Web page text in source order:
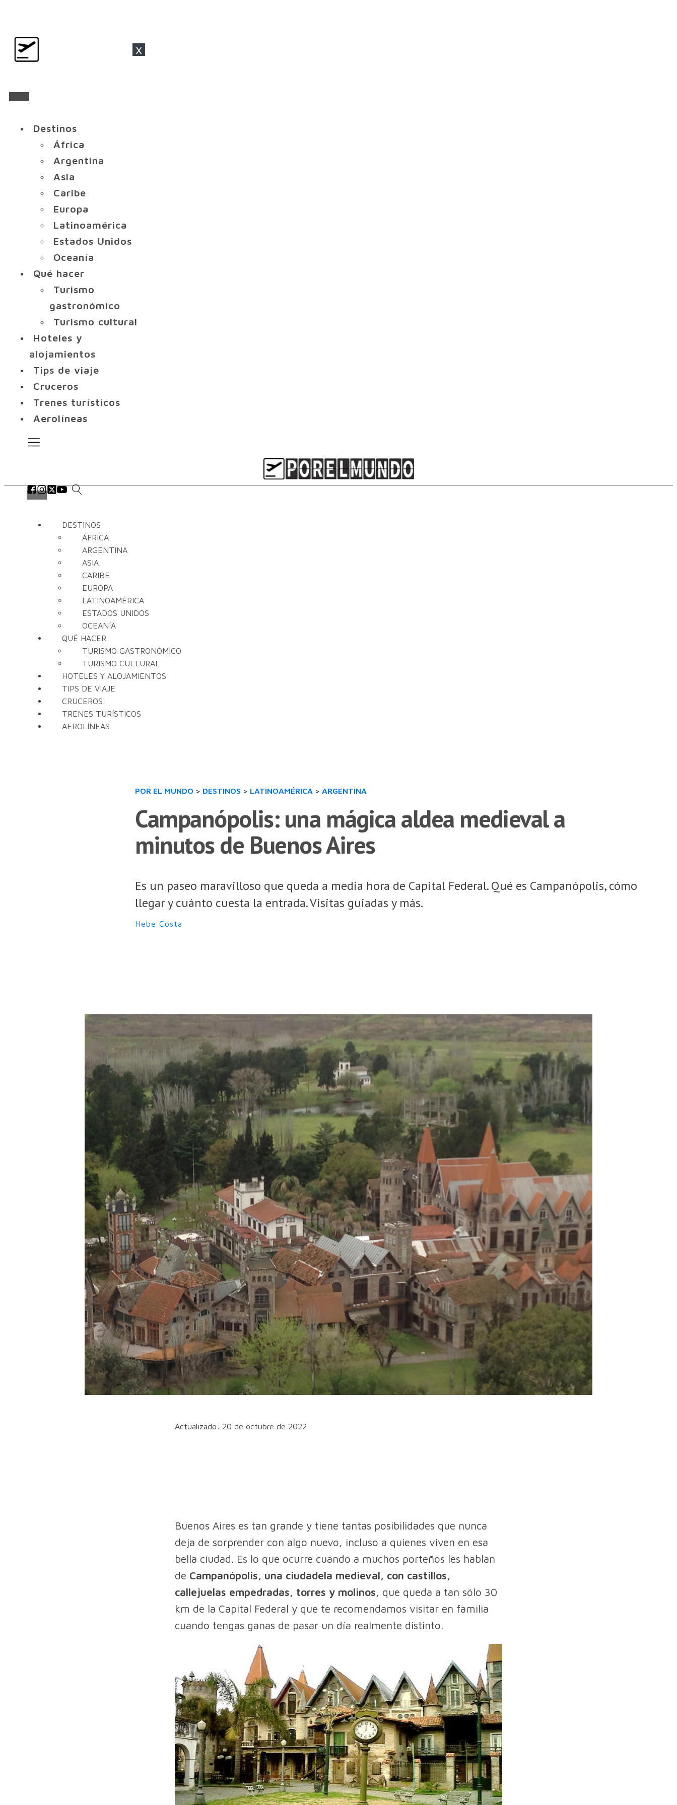
x
Destinos
África
Argentina
Asia
Caribe
Europa
Latinoamérica
Estados Unidos
Oceanía
Qué hacer
Turismo
gastronómico
Turismo cultural
Hoteles y
alojamientos
Tips de viaje
Cruceros
Trenes turísticos
Aerolíneas
DESTINOS
ÁFRICA
ARGENTINA
ASIA
CARIBE
EUROPA
LATINOAMÉRICA
ESTADOS UNIDOS
OCEANÍA
QUÉ HACER
TURISMO GASTRONÓMICO
TURISMO CULTURAL
HOTELES Y ALOJAMIENTOS
TIPS DE VIAJE
CRUCEROS
TRENES TURÍSTICOS
AEROLÍNEAS
POR EL MUNDO > DESTINOS > LATINOAMÉRICA > ARGENTINA
Campanópolis: una mágica aldea medieval a
minutos de Buenos Aires
Es un paseo maravilloso que queda a media hora de Capital Federal. Qué es Campanópolis, cómo
llegar y cuánto cuesta la entrada. Visitas guiadas y más.
Hebe Costa
Actualizado: 20 de octubre de 2022
Buenos Aires es tan grande y tiene tantas posibilidades que nunca
deja de sorprender con algo nuevo, incluso a quienes viven en esa
bella ciudad. Es lo que ocurre cuando a muchos porteños les hablan
de Campanópolis, una ciudadela medieval, con castillos,
callejuelas empedradas, torres y molinos , que queda a tan sólo 30
km de la Capital Federal y que te recomendamos visitar en familia
cuando tengas ganas de pasar un día realmente distinto.